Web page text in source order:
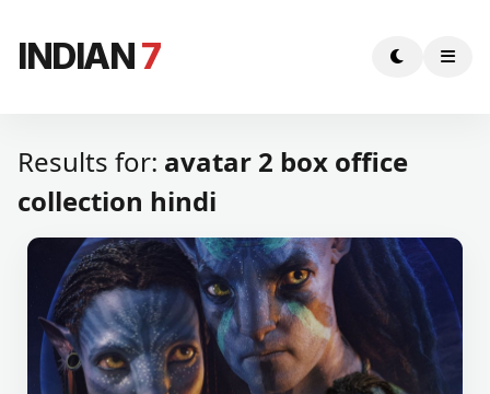
INDIAN7
Results for: avatar 2 box office
collection hindi